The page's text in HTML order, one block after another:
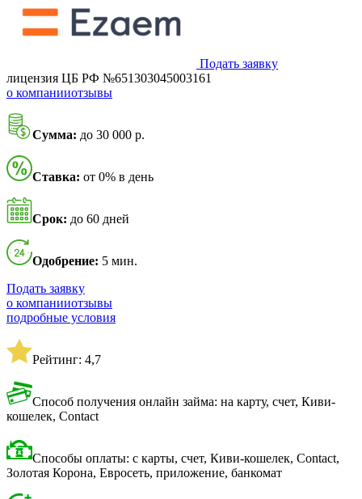
Подать заявку
лицензия ЦБ РФ №651303045003161
о компанииотзывы
Сумма: до 30 000 р.
Ставка: от 0% в день
Срок: до 60 дней
Одобрение: 5 мин.
Подать заявку
о компанииотзывы
подробные условия
Рейтинг: 4,7
Способ получения онлайн займа: на карту, счет, Киви-
кошелек, Contact
Способы оплаты: с карты, счет, Киви-кошелек, Contact,
Золотая Корона, Евросеть, приложение, банкомат